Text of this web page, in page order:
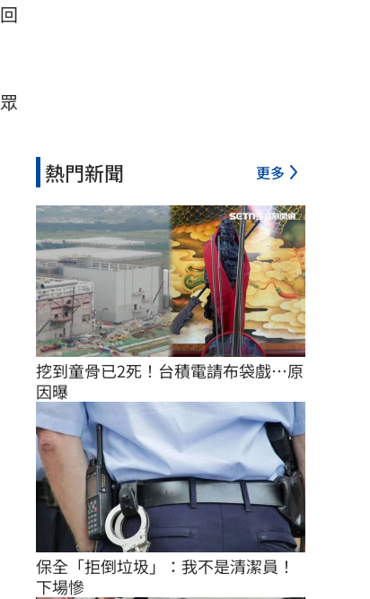
熱門新聞 更多
挖到童骨已2死！台積電請布袋戲…原
因曝
保全「拒倒垃圾」：我不是清潔員！
下場慘